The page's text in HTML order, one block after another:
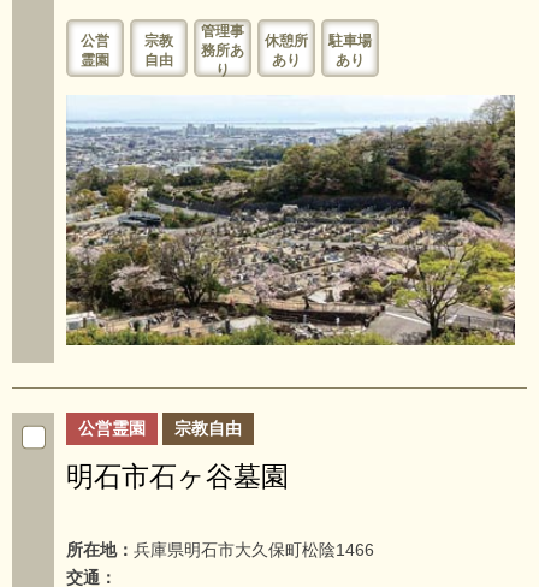
公営
霊園
宗教
自由
管理事
務所あ
り
休憩所
あり
駐車場
あり
公営霊園 宗教自由
明石市石ヶ谷墓園
所在地： 兵庫県明石市大久保町松陰1466
交通：